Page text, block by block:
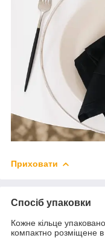
Приховати
Спосіб упаковки
Кожне кільце
компактно розміщене в